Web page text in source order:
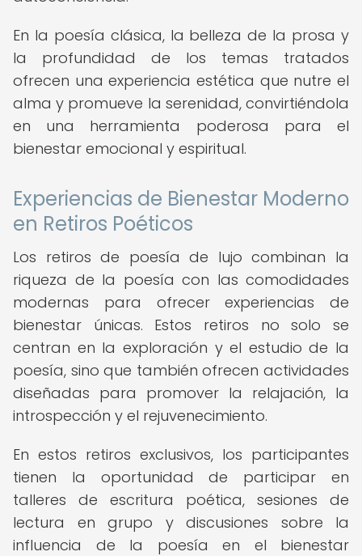
En la poesía clásica, la belleza de la prosa y
la profundidad de los temas tratados
ofrecen una experiencia estética que nutre el
alma y promueve la serenidad, convirtiéndola
en una herramienta poderosa para el
bienestar emocional y espiritual.
Experiencias de Bienestar Moderno
en Retiros Poéticos
Los retiros de poesía de lujo combinan la
riqueza de la poesía con las comodidades
modernas para ofrecer experiencias de
bienestar únicas. Estos retiros no solo se
centran en la exploración y el estudio de la
poesía, sino que también ofrecen actividades
diseñadas para promover la relajación, la
introspección y el rejuvenecimiento.
En estos retiros exclusivos, los participantes
tienen la oportunidad de participar en
talleres de escritura poética, sesiones de
lectura en grupo y discusiones sobre la
influencia de la poesía en el bienestar